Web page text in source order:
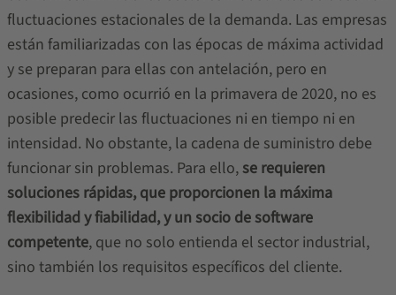
fluctuaciones estacionales de la demanda. Las empresas
están familiarizadas con las épocas de máxima actividad
y se preparan para ellas con antelación, pero en
ocasiones, como ocurrió en la primavera de 2020, no es
posible predecir las fluctuaciones ni en tiempo ni en
intensidad. No obstante, la cadena de suministro debe
funcionar sin problemas. Para ello,se requieren
soluciones rápidas, que proporcionen la máxima
flexibilidad y fiabilidad, y un socio de software
competente, que no solo entienda el sector industrial,
sino también los requisitos específicos del cliente.